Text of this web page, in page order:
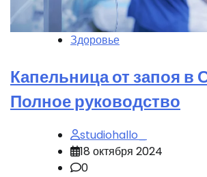
Здоровье
Капельница от запоя в
Полное руководство
studiohallo_
18 октября 2024
0